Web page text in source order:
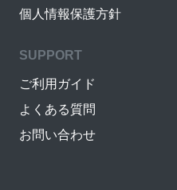
個人情報保護方針
SUPPORT
ご利用ガイド
よくある質問
お問い合わせ